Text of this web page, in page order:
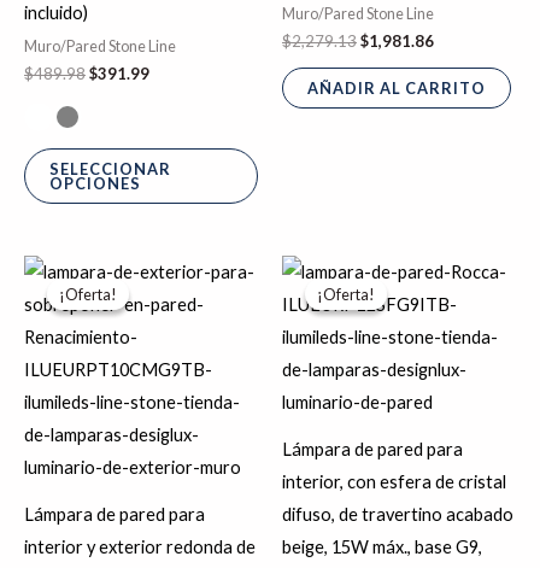
incluido)
Muro/Pared Stone Line
$489.98$391.99
SELECCIONAR
OPCIONES
página
producto
Muro/Pared Stone Line
$2,279.13$1,981.86
AÑADIR AL CARRITO
¡Oferta!
¡Oferta!
Lámpara de pared para
interior y exterior redonda de
precio
original
$1,162.31.
precio
actual
¡Oferta!
¡Oferta!
Lámpara de pared para
interior, con esfera de cristal
difuso, de travertino acabado
beige, 15W máx., base G9,
precio
original
$1,963.01.
El
precio
actual
$1,570.41.